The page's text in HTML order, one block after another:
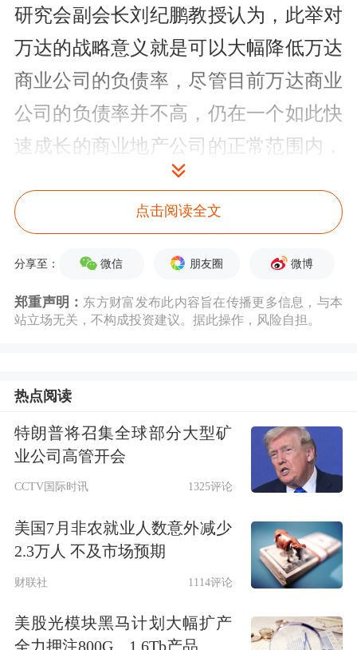
研究会副会长刘纪鹏教授认为，此举对
万达的战略意义就是可以大幅降低万达
商业公司的负债率，尽管目前万达商业
公司的负债率并不高，仍在一个如此快
速成长的商业地产公司的正常范围内，
但是面对紧缩的外部政治、经济环境，
通过这次资产转让，万达商业的负债率
达集团整体的金融风险。
刘纪鹏认为，从微观看，此次 “万融合
身，融创异军突起。而从中国崛起的宏
观环境看，则是我国供给侧结构性改革
的一次积极且重大的正能量释放。
万达实施轻资产战略的重要一步
神合”、“若即若离”的感觉，表面上是
点击阅读全文
分享至： 微信 朋友圈 微博
郑重声明： 东方财富发布此内容旨在传播更多信息，与本
站立场无关，不构成投资建议。据此操作，风险自担。
热点阅读
特朗普将召集全球部分大型矿
业公司高管开会
CCTV国际时讯 1325评论
美国7月非农就业人数意外减少
2.3万人 不及市场预期
财联社 1114评论
美股光模块黑马计划大幅扩产
全力押注800G、1.6Tb产品